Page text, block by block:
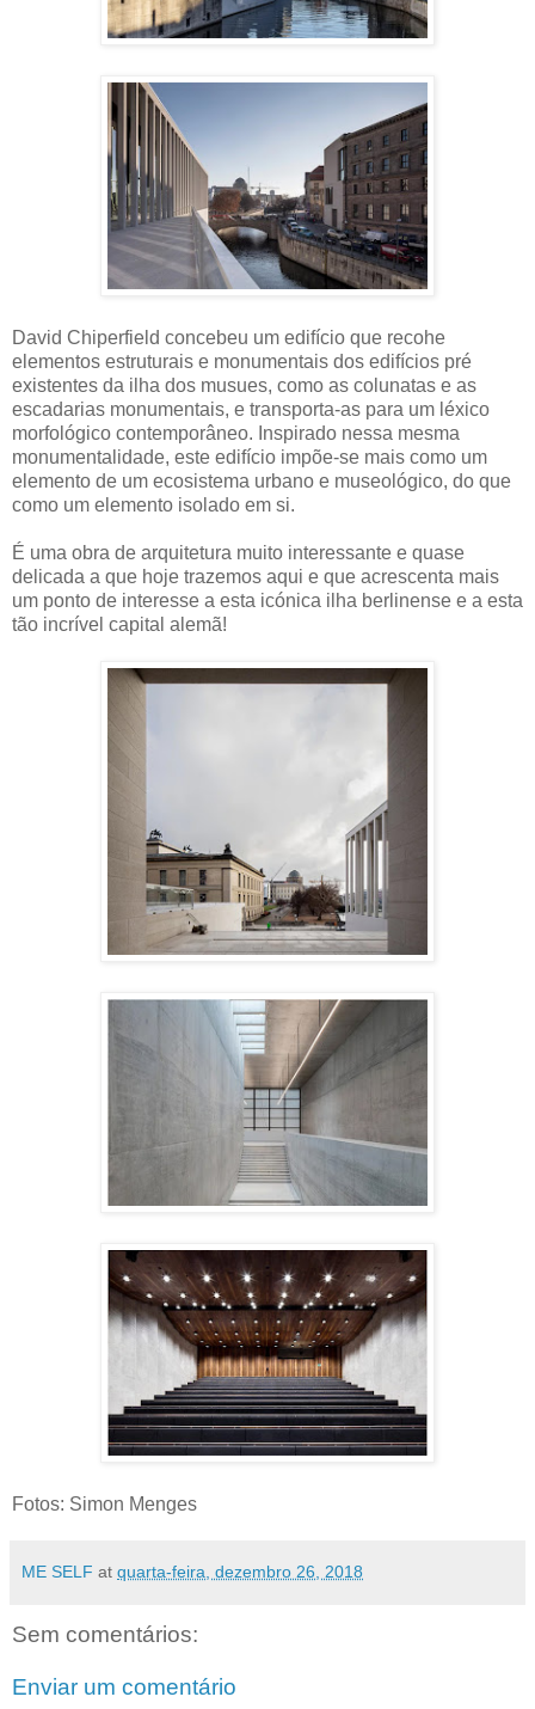
David Chiperfield concebeu um edifício que recohe
elementos estruturais e monumentais dos edifícios pré
existentes da ilha dos musues, como as colunatas e as
escadarias monumentais, e transporta-as para um léxico
morfológico contemporâneo. Inspirado nessa mesma
monumentalidade, este edifício impõe-se mais como um
elemento de um ecosistema urbano e museológico, do que
como um elemento isolado em si.
É uma obra de arquitetura muito interessante e quase
delicada a que hoje trazemos aqui e que acrescenta mais
um ponto de interesse a esta icónica ilha berlinense e a esta
tão incrível capital alemã!
Fotos: Simon Menges
ME SELF at quarta-feira, dezembro 26, 2018
Sem comentários:
Enviar um comentário